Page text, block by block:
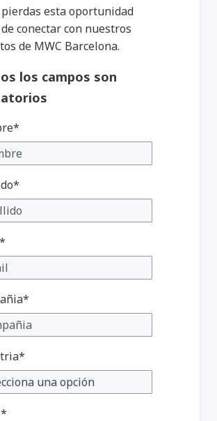
esta oportunidad
conectar con nuestros
de MWC Barcelona.
los campos son